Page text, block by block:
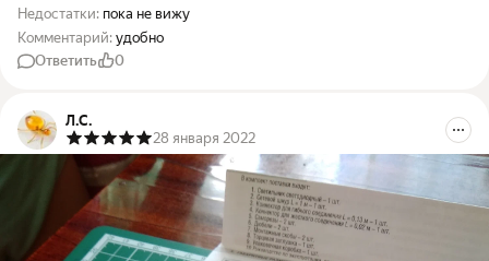
Недостатки: пока не вижу
Комментарий: удобно
Ответить
0
Л.С.
28 января 2022